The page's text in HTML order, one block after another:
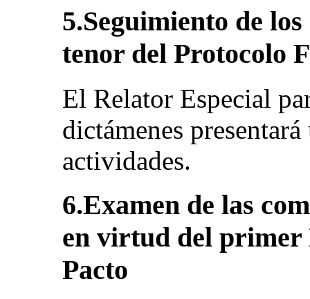
5.Seguimiento de
tenor del Protocolo
El Relator Especial
dictámenes
actividades.
6.Examen de las
en virtud del primer
Pacto